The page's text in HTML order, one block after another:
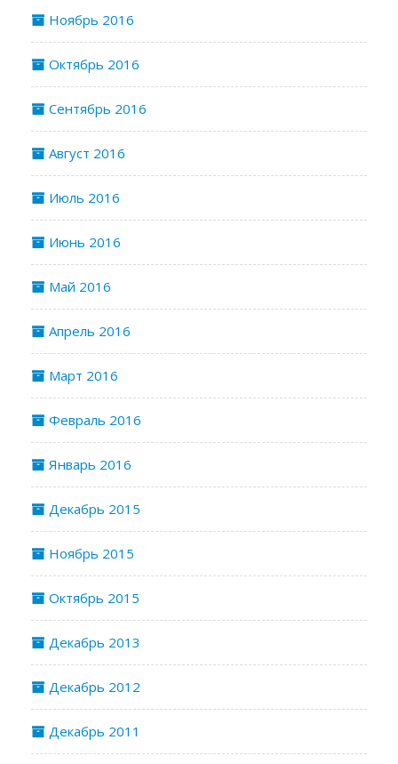
Ноябрь 2016
Октябрь 2016
Сентябрь 2016
Август 2016
Июль 2016
Июнь 2016
Май 2016
Апрель 2016
Март 2016
Февраль 2016
Январь 2016
Декабрь 2015
Ноябрь 2015
Октябрь 2015
Декабрь 2013
Декабрь 2012
Декабрь 2011